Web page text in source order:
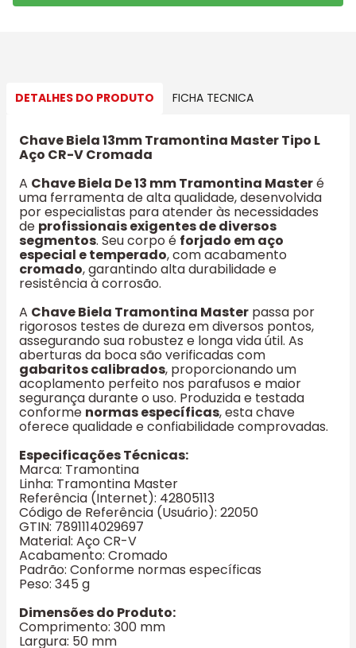
DETALHES DO PRODUTO FICHA TECNICA
Chave Biela 13mm Tramontina Master Tipo L
Aço CR-V Cromada
A Chave Biela De 13 mm Tramontina Masteré
uma ferramenta de alta qualidade, desenvolvida
por especialistas para atender às necessidades
de profissionais exigentes de diversos
segmentos. Seu corpo é forjado em aço
especial e temperado, com acabamento
cromado, garantindo alta durabilidade e
resistência à corrosão.
A Chave Biela Tramontina Master passa por
rigorosos testes de dureza em diversos pontos,
assegurando sua robustez e longa vida útil. As
aberturas da boca são verificadas com
gabaritos calibrados, proporcionando um
acoplamento perfeito nos parafusos e maior
segurança durante o uso. Produzida e testada
conforme normas específicas, esta chave
oferece qualidade e confiabilidade comprovadas.
Especificações Técnicas:
Marca: Tramontina
Linha: Tramontina Master
Referência (Internet): 42805113
Código de Referência (Usuário): 22050
GTIN: 7891114029697
Material: Aço CR-V
Acabamento: Cromado
Padrão: Conforme normas específicas
Peso: 345 g
Dimensões do Produto:
Comprimento: 300 mm
Largura: 50 mm